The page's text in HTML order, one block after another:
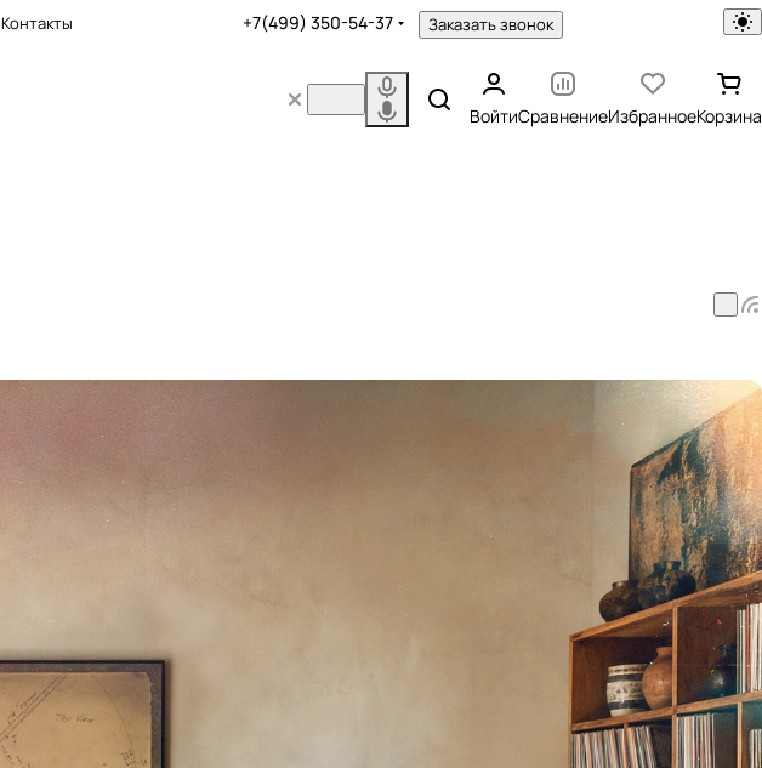
Контакты +7(499) 350-54-37 Заказать звонок
ВойтиСравнениеИзбранноеКорзина